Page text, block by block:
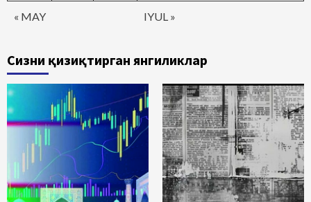
« MAY IYUL »
Сизни қизиқтирган янгиликлар